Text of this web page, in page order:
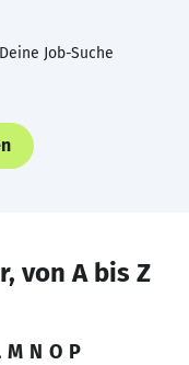
Job-Suche
von A bis Z
M N O P